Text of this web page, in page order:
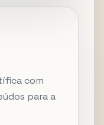
com
para a